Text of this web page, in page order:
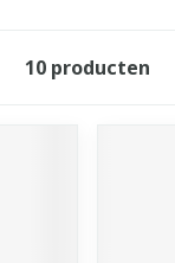
10 producten